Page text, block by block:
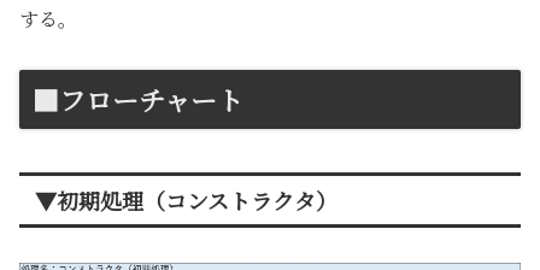
する。
■フローチャート
▼初期処理（コンストラクタ）